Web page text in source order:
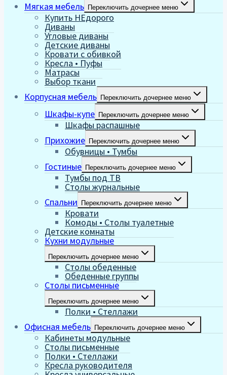
Мягкая мебель Переключить дочернее меню
Купить НЕдорого
Диваны
Угловые диваны
Детские диваны
Кровати с обивкой
Кресла • Пуфы
Матрасы
Выбор ткани
Корпусная мебель Переключить дочернее меню
Шкафы-купе Переключить дочернее меню
Шкафы распашные
Прихожие Переключить дочернее меню
Обувницы • Тумбы
Гостиные Переключить дочернее меню
Тумбы под ТВ
Столы журнальные
Спальни Переключить дочернее меню
Кровати
Комоды • Столы туалетные
Детские комнаты
Кухни модульные
Переключить дочернее меню
Столы обеденные
Обеденные группы
Столы письменные
Переключить дочернее меню
Полки • Стеллажи
Офисная мебель Переключить дочернее меню
Кабинеты модульные
Столы письменные
Полки • Стеллажи
Кресла руководителя